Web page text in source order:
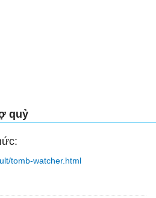
quỷ
tomb-watcher.html